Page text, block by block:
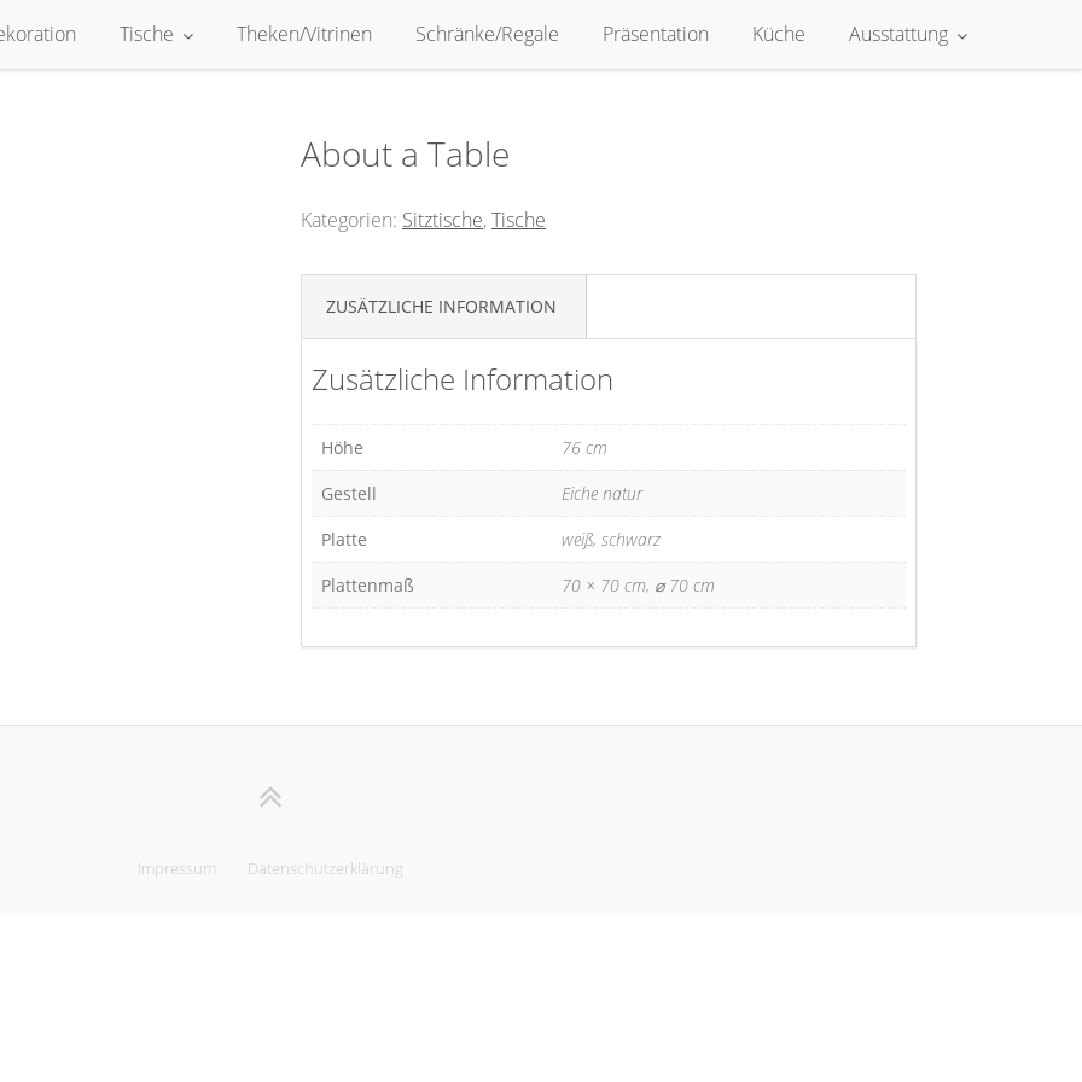
Tische Theken/Vitrinen Schränke/Regale Präsentation Küche Ausstattung
About a Table
Kategorien: Sitztische,Tische
ZUSÄTZLICHE INFORMATION
Zusätzliche Information
Höhe
76 cm
Gestell
Eiche natur
Platte
weiß, schwarz
Plattenmaß
70 × 70 cm, ⌀ 70 cm
Impressum Datenschutzerklärung